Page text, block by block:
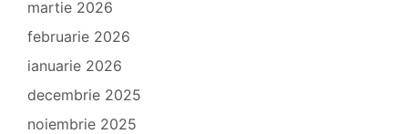
martie 2026
februarie 2026
ianuarie 2026
decembrie 2025
noiembrie 2025